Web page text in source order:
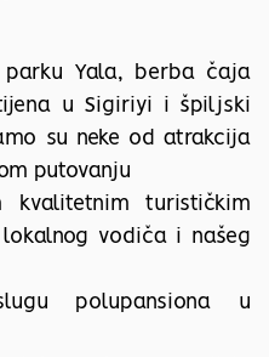
parku Yala, berba čaja
u Sigiriyi i špiljski
su neke od atrakcija
putovanju
kvalitetnim turističkim
vodiča i našeg
polupansiona u